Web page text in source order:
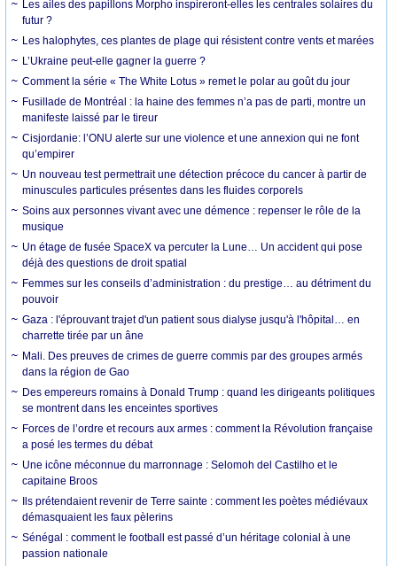
Les ailes des papillons Morpho inspireront-elles les centrales solaires du
futur ?
Les halophytes, ces plantes de plage qui résistent contre vents et marées
L’Ukraine peut-elle gagner la guerre ?
Comment la série « The White Lotus » remet le polar au goût du jour
Fusillade de Montréal : la haine des femmes n’a pas de parti, montre un
manifeste laissé par le tireur
Cisjordanie: l’ONU alerte sur une violence et une annexion qui ne font
qu’empirer
Un nouveau test permettrait une détection précoce du cancer à partir de
minuscules particules présentes dans les fluides corporels
Soins aux personnes vivant avec une démence : repenser le rôle de la
musique
Un étage de fusée SpaceX va percuter la Lune… Un accident qui pose
déjà des questions de droit spatial
Femmes sur les conseils d’administration : du prestige… au détriment du
pouvoir
Gaza : l'éprouvant trajet d'un patient sous dialyse jusqu'à l'hôpital… en
charrette tirée par un âne
Mali. Des preuves de crimes de guerre commis par des groupes armés
dans la région de Gao
Des empereurs romains à Donald Trump : quand les dirigeants politiques
se montrent dans les enceintes sportives
Forces de l’ordre et recours aux armes : comment la Révolution française
a posé les termes du débat
Une icône méconnue du marronnage : Selomoh del Castilho et le
capitaine Broos
Ils prétendaient revenir de Terre sainte : comment les poètes médiévaux
démasquaient les faux pèlerins
Sénégal : comment le football est passé d’un héritage colonial à une
passion nationale